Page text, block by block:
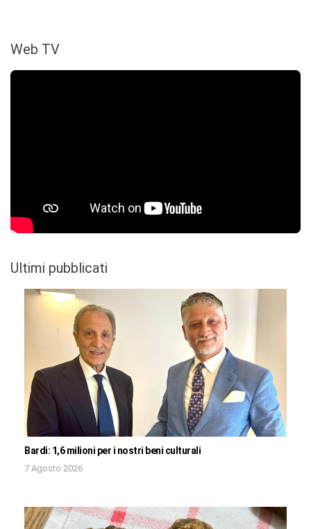
Web TV
Ultimi pubblicati
Bardi: 1,6 milioni per i nostri beni culturali
7 Agosto 2026